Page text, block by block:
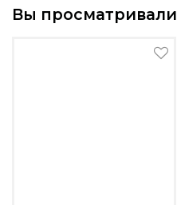
Вы просматривали